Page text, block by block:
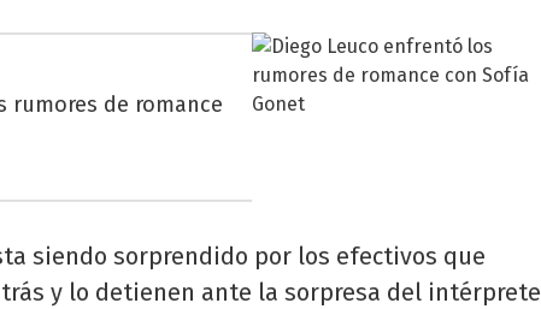
rumores de romance
siendo sorprendido por los efectivos que
y lo detienen ante la sorpresa del intérprete